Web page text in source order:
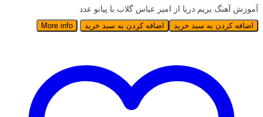
آموزش آهنگ بریم دریا از امیر عباس گلاب با پیانو عدد
اضافه کردن به سبد خرید اضافه کردن به سبد خرید More info